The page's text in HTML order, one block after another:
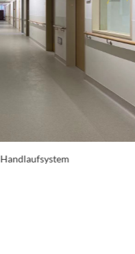
Eckenschutzsystem